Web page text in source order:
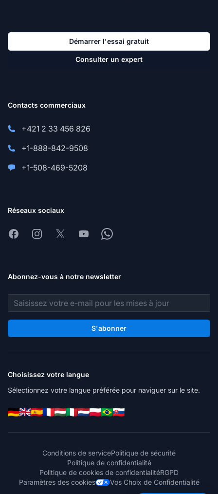
Démarrer l'essai gratuit
Consulter un expert
Contacts commerciaux
+421 2 33 456 826
+1-888-842-9508
+1-508-469-5208
Réseaux sociaux
FacebookInstagram
X YoutubeWhatsapp
Abonnez-vous à notre newsletter
Adresse e-mail
S'abonner
Choisissez votre langue
Sélectionnez votre langue préférée pour naviguer sur le site.
Conditions de servicePolitique de sécurité
Politique de confidentialité
Politique de cookies de confidentialitéRGPD
Paramètres des cookies
Vos Choix de Confidentialité